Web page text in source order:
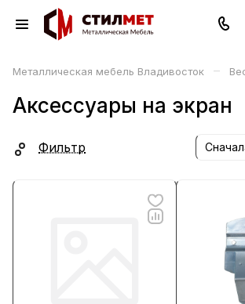
Металлическая мебель Владивосток –
Аксессуары на экран
Фильтр